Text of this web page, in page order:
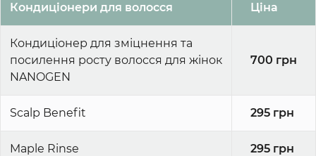
Colour Repair
Nanogen
Кондиціонери для волосся Ціна
Кондиціонер для зміцнення та
посилення росту волосся для жінок
NANOGEN
700 грн
Scalp Benefit 295 грн
Maple Rinse 295 грн